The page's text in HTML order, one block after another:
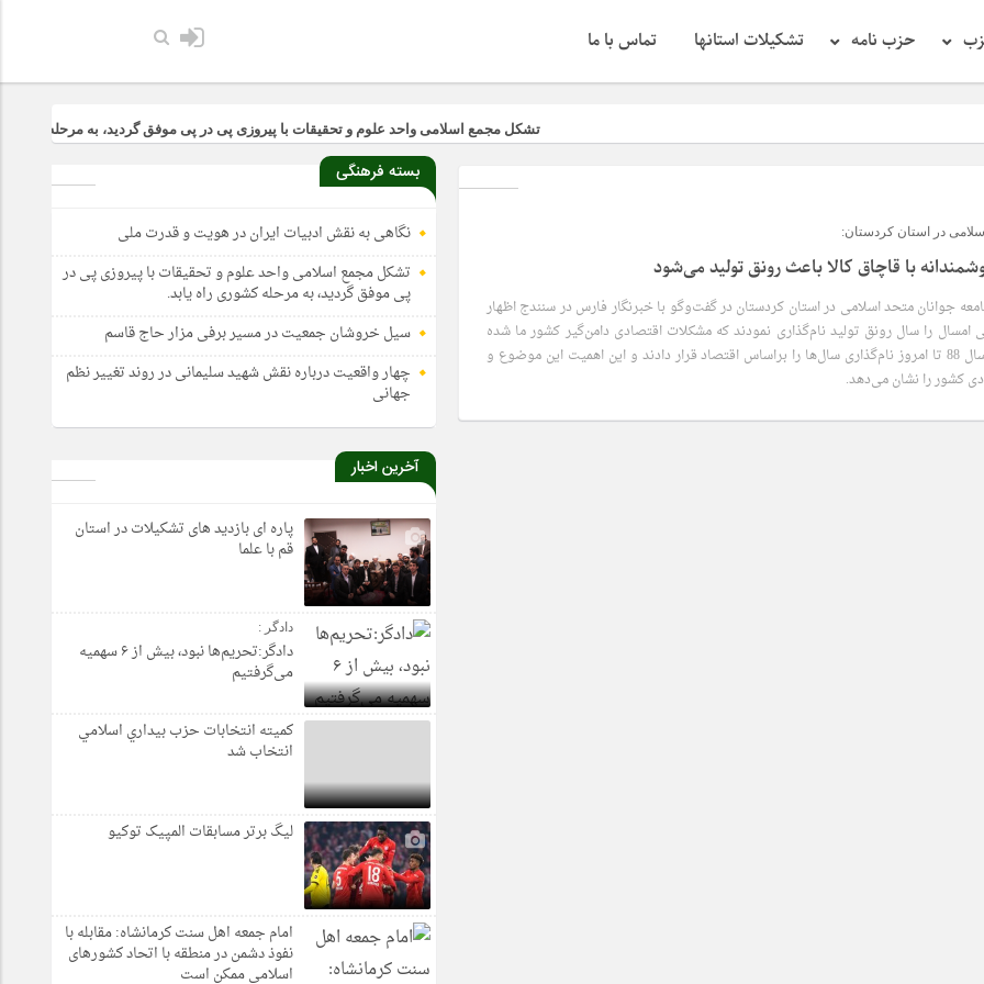
حزب نامه تشکیلات استانها تماس با ما
تشکل مجمع اسلامی واحد علوم و تحقیقات با پیروزی پی در پی موفق گردید، به مرحله کشوری راه یابد.
در استان کردستان:
با قاچاق کالا باعث رونق تولید می‌شود
جوانان متحد اسلامی در استان کردستان در گفت‌وگو با خبرنگار فارس در سنندج اظهار
امسال را سال رونق تولید نام‌گذاری نمودند که مشکلات اقتصادی دامن‌گیر کشور ما شده
است البته مقام معظم رهبری از سال 88 تا امروز نام‌گذاری سال‌‌‌ها را براساس اقتصاد قرار دادند و این اهمیت این موضوع و
کشور را نشان می‌دهد.
بسته فرهنگی
نگاهی به نقش ادبیات ایران در هویت و قدرت ملی
تشکل مجمع اسلامی واحد علوم و تحقیقات با پیروزی پی در
پی موفق گردید، به مرحله کشوری راه یابد.
سیل خروشان جمعیت در مسیر برفی مزار حاج قاسم
چهار واقعیت درباره نقش شهید سلیمانی در روند تغییر نظم
جهانی
آخرین اخبار
پاره ای بازدید های تشکیلات در استان
قم با علما
دادگر :
دادگر:تحریم‌ها نبود، بیش از ۶ سهمیه
می‌گرفتیم
كميته انتخابات حزب بيداري اسلامي
انتخاب شد
لیگ برتر مسابقات المپیک توکیو
امام جمعه اهل سنت کرمانشاه: مقابله با
نفوذ دشمن در منطقه با اتحاد کشورهای
اسلامی ممکن است